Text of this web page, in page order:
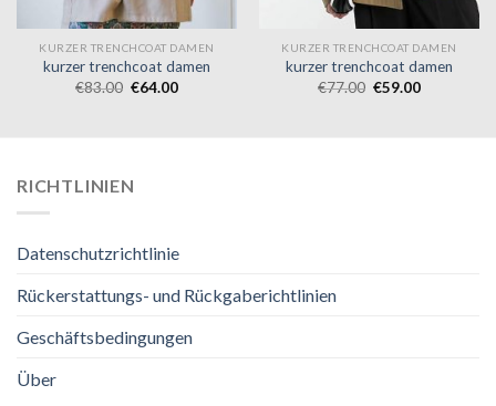
KURZER TRENCHCOAT DAMEN
kurzer trenchcoat damen
€83.00 €64.00
KURZER TRENCHCOAT DAMEN
kurzer trenchcoat damen
€77.00 €59.00
RICHTLINIEN
Datenschutzrichtlinie
Rückerstattungs- und Rückgaberichtlinien
Geschäftsbedingungen
Über